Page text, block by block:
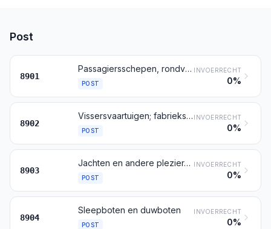
Post
8901
Passagiersschepen, rondvaartboten, veerboten, vrachtschepen, aken en dergelijke schepen voor het vervoer van personen of van goederen
POST
INVOERRECHT
0%
8902
Vissersvaartuigen; fabrieksschepen en andere schepen voor het behandelen of het conserveren van visserijproducten
POST
INVOERRECHT
0%
8903
Jachten en andere plezier- en sportvaartuigen; roeiboten en kano's
POST
INVOERRECHT
0%
8904
Sleepboten en duwboten
POST
INVOERRECHT
0%